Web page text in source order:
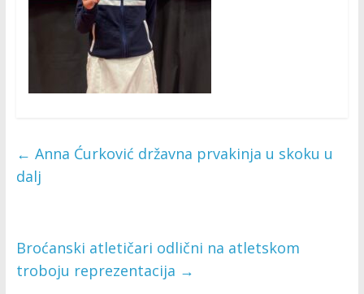
← Anna Ćurković državna prvakinja u skoku u
dalj
Broćanski atletičari odlični na atletskom
troboju reprezentacija →